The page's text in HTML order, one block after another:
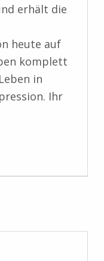
erhält die
heute auf
komplett
in
Ihr